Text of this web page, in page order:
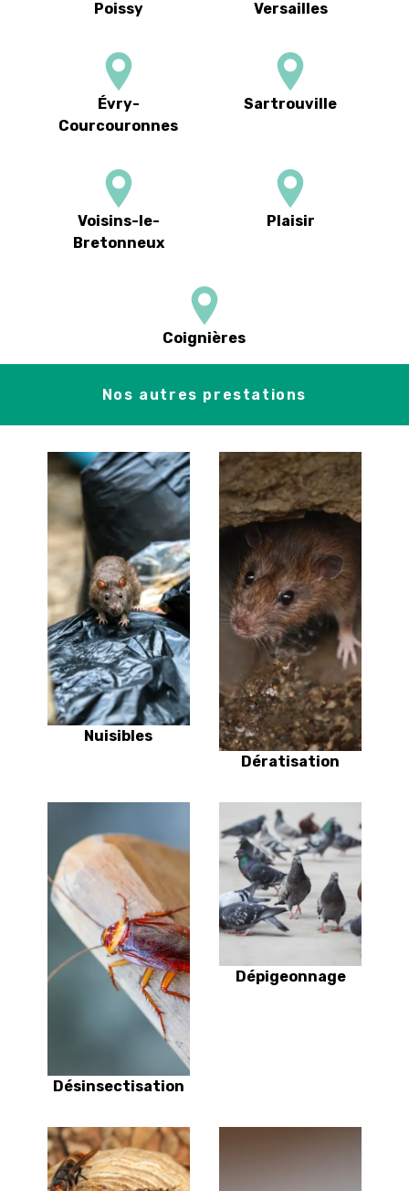
Poissy Versailles
Évry-
Courcouronnes
Sartrouville
Voisins-le-
Bretonneux
Plaisir
Coignières
Nos autres prestations
Nuisibles
Dératisation
Désinsectisation
Dépigeonnage